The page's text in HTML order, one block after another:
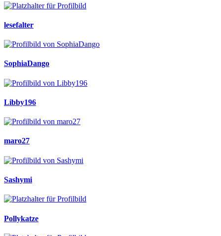
lesefalter
SophiaDango
Libby196
maro27
Sashymi
Pollykatze